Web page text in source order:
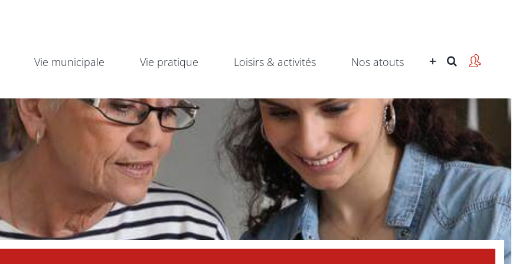
Vie municipale Vie pratique Loisirs & activités Nos atouts